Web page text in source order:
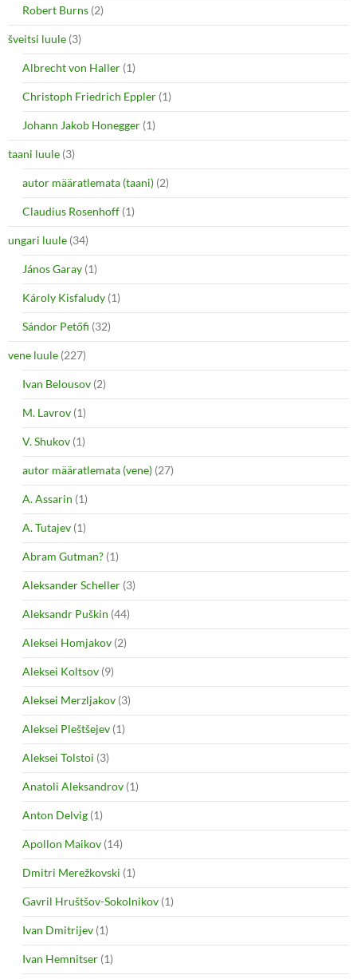
Robert Burns (2)
šveitsi luule (3)
Albrecht von Haller (1)
Christoph Friedrich Eppler (1)
Johann Jakob Honegger (1)
taani luule (3)
autor määratlemata (taani) (2)
Claudius Rosenhoff (1)
ungari luule (34)
János Garay (1)
Károly Kisfaludy (1)
Sándor Petőfi (32)
vene luule (227)
Ivan Belousov (2)
M. Lavrov (1)
V. Shukov (1)
autor määratlemata (vene) (27)
A. Assarin (1)
A. Tutajev (1)
Abram Gutman? (1)
Aleksander Scheller (3)
Aleksandr Puškin (44)
Aleksei Homjakov (2)
Aleksei Koltsov (9)
Aleksei Merzljakov (3)
Aleksei Pleštšejev (1)
Aleksei Tolstoi (3)
Anatoli Aleksandrov (1)
Anton Delvig (1)
Apollon Maikov (14)
Dmitri Merežkovski (1)
Gavril Hruštšov-Sokolnikov (1)
Ivan Dmitrijev (1)
Ivan Hemnitser (1)